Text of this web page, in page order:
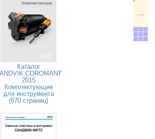
Каталог
COROMANT
2015
Комплектующие
для инструмента
(670 страниц)
---